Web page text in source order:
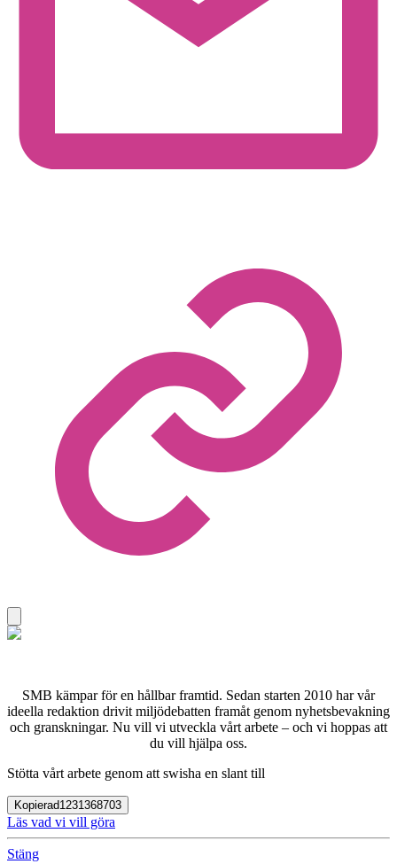
SMB kämpar för en hållbar framtid. Sedan starten 2010 har vår
ideella redaktion drivit miljödebatten framåt genom nyhetsbevakning
och granskningar. Nu vill vi utveckla vårt arbete – och vi hoppas att
du vill hjälpa oss.
Stötta vårt arbete genom att swisha en slant till
Kopierad1231368703
Läs vad vi vill göra
Stäng